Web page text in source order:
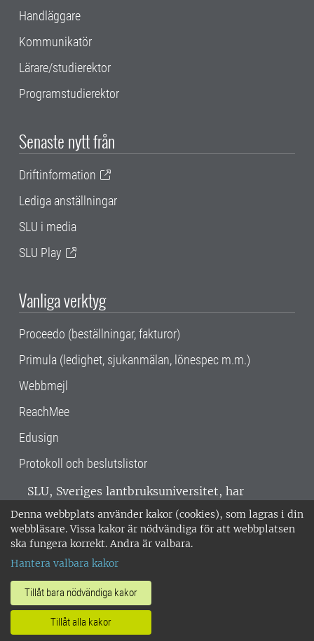
Denna webbplats använder kakor (cookies), som lagras i din
webbläsare. Vissa kakor är nödvändiga för att webbplatsen
ska fungera korrekt. Andra är valbara.
Hantera valbara kakor
Tillåt bara nödvändiga kakor
Tillåt alla kakor
Handläggare
Kommunikatör
Lärare/studierektor
Programstudierektor
Senaste nytt från
Driftinformation
Lediga anställningar
SLU i media
SLU Play
Vanliga verktyg
Proceedo (beställningar, fakturor)
Primula (ledighet, sjukanmälan, lönespec m.m.)
Webbmejl
ReachMee
Edusign
Protokoll och beslutslistor
SLU, Sveriges lantbruksuniversitet, har
verksamhet över hela Sverige. Huvudorter är
Alnarp, Uppsala och Umeå.SLU är
miljöcertifierat enligt ISO 14001. •
018-67 10 00 • Org nr: 202100-2817 •
Om SLU:s webbplatser
•Hantera kakor•Behandling av
personuppgifter